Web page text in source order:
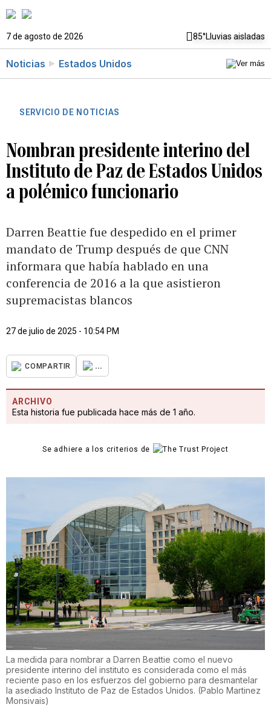
7 de agosto de 2026 85°Lluvias aisladas
Noticias Estados Unidos
SERVICIO DE NOTICIAS
Nombran presidente interino del
Instituto de Paz de Estados Unidos
a polémico funcionario
Darren Beattie fue despedido en el primer
mandato de Trump después de que CNN
informara que había hablado en una
conferencia de 2016 a la que asistieron
supremacistas blancos
27 de julio de 2025 - 10:54 PM
COMPARTIR ...
ARCHIVO
Esta historia fue publicada hace más de 1 año.
Se adhiere a los criterios de
La medida para nombrar a Darren Beattie como el nuevo
presidente interino del instituto es considerada como el más
reciente paso en los esfuerzos del gobierno para desmantelar
la asediado Instituto de Paz de Estados Unidos. (Pablo Martinez
Monsivais)